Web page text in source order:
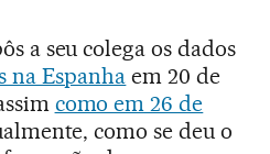
a seu colega os dados
na Espanha em 20 de
como em 26 de
como se deu o